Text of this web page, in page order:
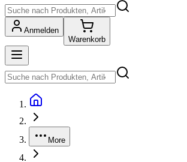
Anmelden
Warenkorb
More